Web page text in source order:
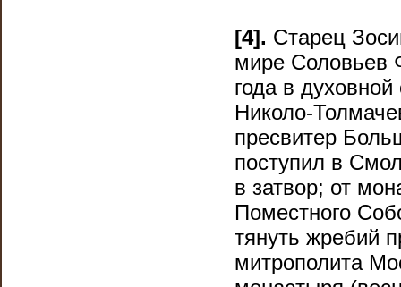
[4]. Старец
мире Соловьев
года в
Николо-
пресвитер
поступил в
в затвор; от
Поместного
тянуть жребий
митрополита